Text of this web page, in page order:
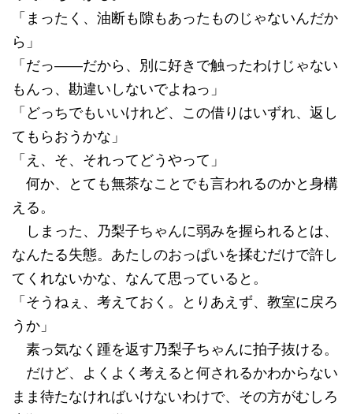
「まったく、油断も隙もあったものじゃないんだか
ら」
「だっ――だから、別に好きで触ったわけじゃない
もんっ、勘違いしないでよねっ」
「どっちでもいいけれど、この借りはいずれ、返し
てもらおうかな」
「え、そ、それってどうやって」
何か、とても無茶なことでも言われるのかと身構
える。
しまった、乃梨子ちゃんに弱みを握られるとは、
なんたる失態。あたしのおっぱいを揉むだけで許し
てくれないかな、なんて思っていると。
「そうねぇ、考えておく。とりあえず、教室に戻ろ
うか」
素っ気なく踵を返す乃梨子ちゃんに拍子抜ける。
だけど、よくよく考えると何されるかわからない
まま待たなければいけないわけで、その方がむしろ